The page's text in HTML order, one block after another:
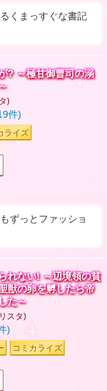
くまっすぐな書記
? ～極甘御曹司の溺
)
件)
ライズ
ずっとファッショ
れない! ～辺境領の貧
獣の卵を孵したら帝
た～
スタ)
)
コミカライズ